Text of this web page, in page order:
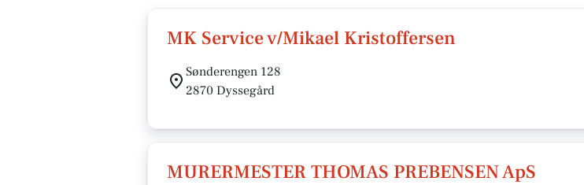
MK Service v/Mikael Kristoffersen
Sønderengen 128
2870 Dyssegård
MURERMESTER THOMAS PREBENSEN ApS